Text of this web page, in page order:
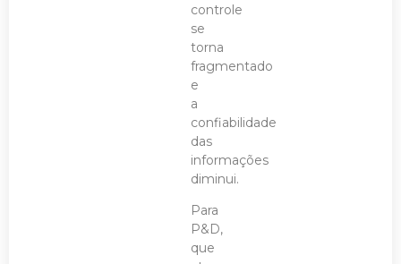
controle
se
torna
fragmentado
e
a
confiabilidade
das
informações
diminui.
Para
P&D,
que